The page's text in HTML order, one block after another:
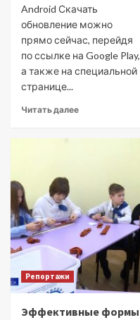
Android Скачать
обновление можно
прямо сейчас, перейдя
по ссылке на Google Play,
а также на специальной
странице...
Читать далее
Репортажи
Эффективные формы